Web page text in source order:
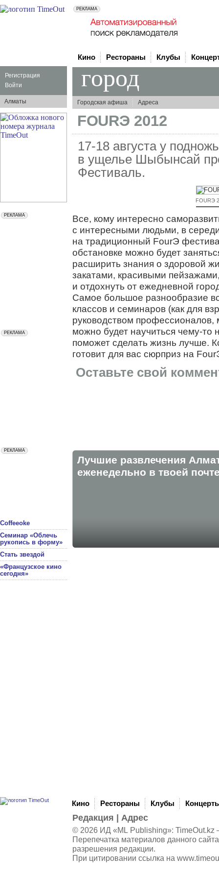
Регистрация
Войти
Алматы
Coffeeoke
Семинар «Облечь
рукопись в форму»
Стать звездой
«Французское кино
сегодня»
Кино Рестораны Клубы
город
Городская афиша Адреса
FOURЭ 2012
17-18 августа у
в ущелье Шыбынсай
Фестиваль.
FOURЭ
Все, кому интересно
с интересными людьми, в
на традиционный FourЭ
обстановке можно будет
расширить знания о здоровой
закатами, красивыми
и отдохнуть от ежедневной
Самое большое разнообразие
классов и семинаров (как для
руководством профессионалов,
можно будет научиться чему-то
поможет сделать жизнь лучше.
готовит для вас сюрприз на
Оставьте свой
Лучшие развлечения
eженедельно в твоей
Кино Рестораны Клубы
Редакция Адрес
© 2026 ИД «ML Publishing»: TimeOut.kz
Перепечатка материалов данного
разрешения редакции.
При цитировании ссылка на